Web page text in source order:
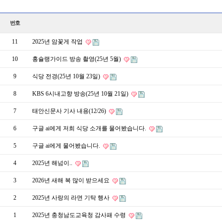
번호
11 2025년 암꽃게 작업
10 홍슐랭가이드 방송 촬영(25년 5월)
9 식당 전경(25년 10월 23일)
8 KBS 6시내고향 방송(25년 10월 21일)
7 태안신문사 기사 내용(12/26)
6 구글 ai에게 저희 식당 소개를 물어봤습니다.
5 구글 ai에게 물어봤습니다.
4 2025년 해넘이..
3 2026년 새해 복 많이 받으세요
2 2025년 사랑의 라면 기탁 행사
1 2025년 충청남도교육청 감사패 수령